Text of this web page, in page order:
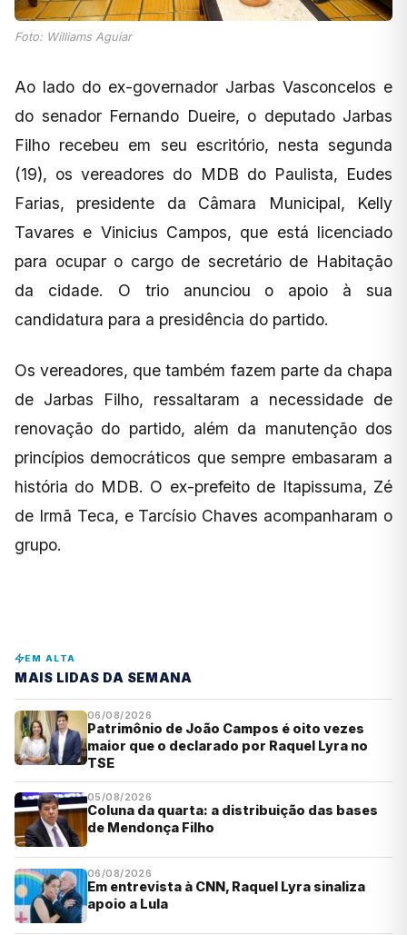
Foto: Williams Aguiar
Ao lado do ex-governador Jarbas Vasconcelos e
do senador Fernando Dueire, o deputado Jarbas
Filho recebeu em seu escritório, nesta segunda
(19), os vereadores do MDB do Paulista, Eudes
Farias, presidente da Câmara Municipal, Kelly
Tavares e Vinicius Campos, que está licenciado
para ocupar o cargo de secretário de Habitação
da cidade. O trio anunciou o apoio à sua
candidatura para a presidência do partido.
Os vereadores, que também fazem parte da chapa
de Jarbas Filho, ressaltaram a necessidade de
renovação do partido, além da manutenção dos
princípios democráticos que sempre embasaram a
história do MDB. O ex-prefeito de Itapissuma, Zé
de Irmã Teca, e Tarcísio Chaves acompanharam o
grupo.
EM ALTA
MAIS LIDAS DA SEMANA
06/08/2026
Patrimônio de João Campos é oito vezes
maior que o declarado por Raquel Lyra no
TSE
05/08/2026
Coluna da quarta: a distribuição das bases
de Mendonça Filho
06/08/2026
Em entrevista à CNN, Raquel Lyra sinaliza
apoio a Lula